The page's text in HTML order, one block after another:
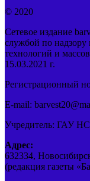
© 2020
Сетевое издание
службой по
технологий и
15.03.2021 г.
Регистрационный
E-mail:
Учредитель: ГАУ
Адрес:
632334,
(редакция газеты